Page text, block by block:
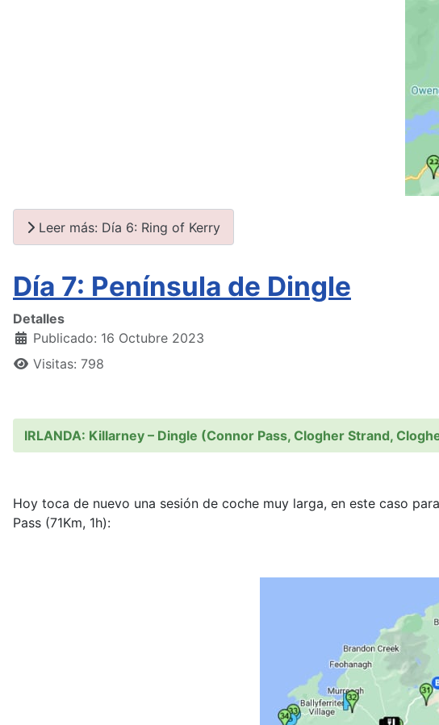
Leer más: Día 6: Ring of Kerry
Día 7: Península de Dingle
Detalles
Publicado: 16 Octubre 2023
Visitas: 798
IRLANDA: Killarney – Dingle (Connor Pass, Clogher Strand,
Hoy toca de nuevo una sesión de coche muy larga, en este caso
Pass (71Km, 1h):